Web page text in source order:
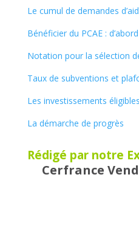
Le cumul de demandes
Bénéficier du PCAE :
Notation pour la sélection
Taux de subventions et
Les investissements éligibles
La démarche de progrès
Rédigé par notre
Cerfrance